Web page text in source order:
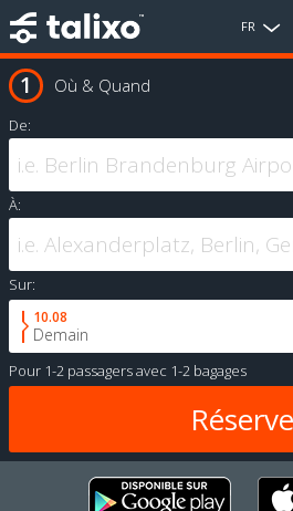
FR
Où & Quand
De:
À:
Sur:
10.08
Demain
Pour 1-2 passagersavec 1-2 bagages